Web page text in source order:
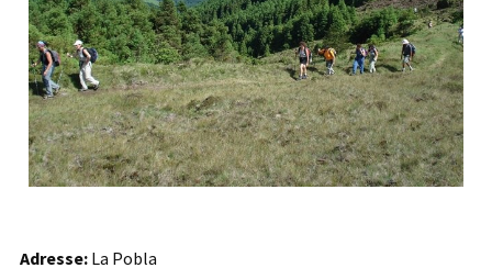
Adresse: La Pobla